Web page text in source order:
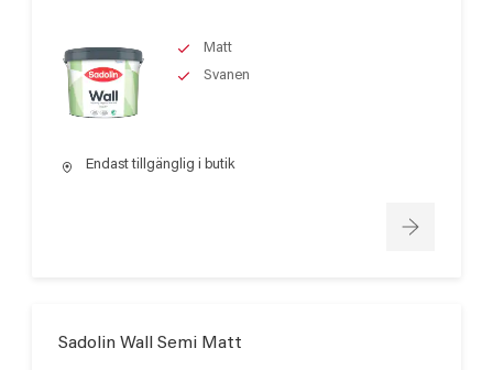
Matt
Svanen
Endast tillgänglig i butik
Sadolin Wall Semi Matt